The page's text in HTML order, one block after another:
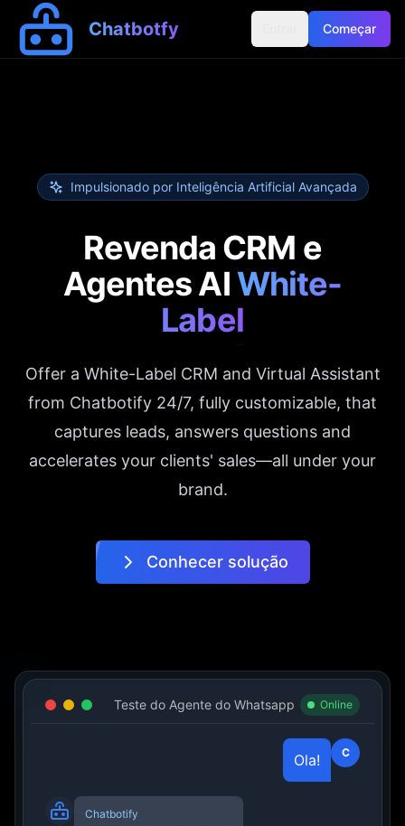
Chatbotfy Começar
Impulsionado por Inteligência Artificial Avançada
Revenda CRM e
Agentes AIWhite-
Label
Offer a White-Label CRM and Virtual Assistant
from Chatbotify 24/7, fully customizable, that
captures leads, answers questions and
accelerates your clients' sales—all under your
brand.
Conhecer solução
Teste do Agente do Whatsapp Online
Ola! C
Chatbotify